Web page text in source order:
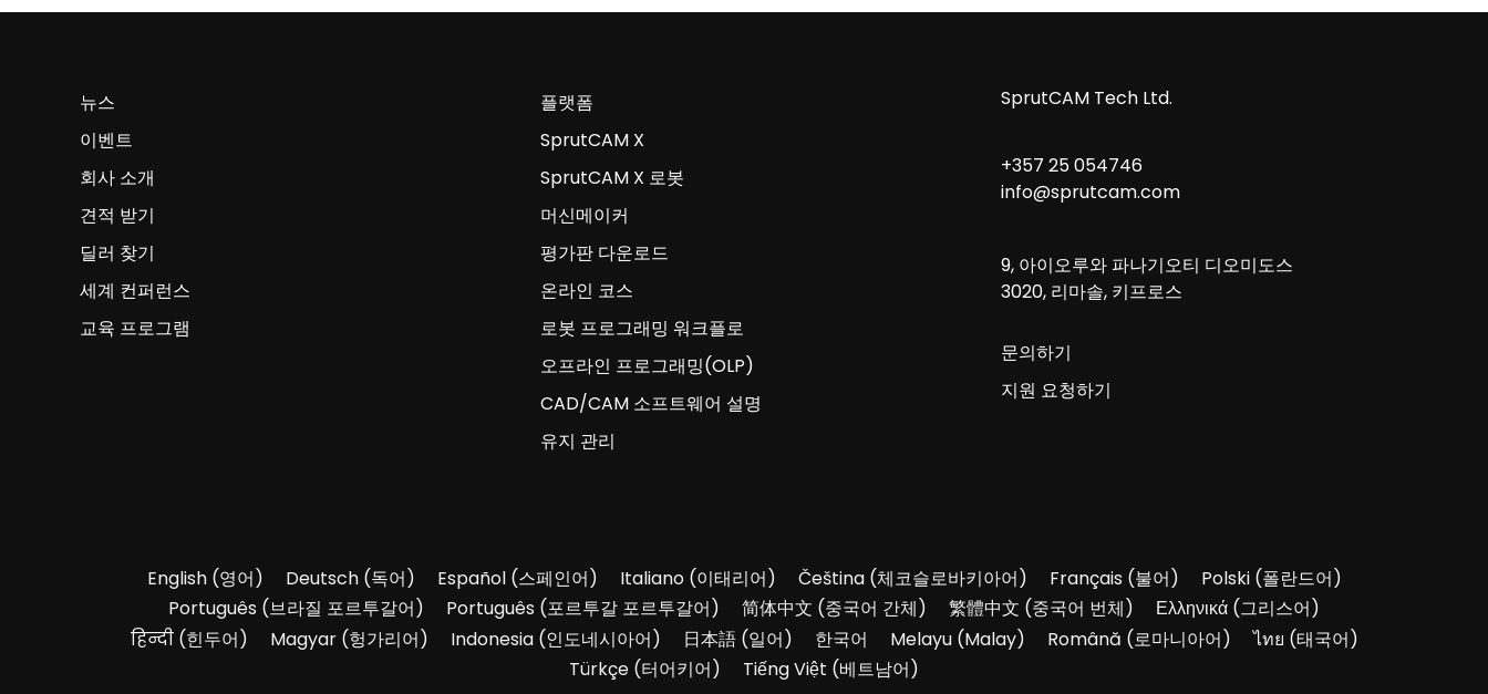
뉴스
이벤트
회사 소개
견적 받기
딜러 찾기
세계 컨퍼런스
교육 프로그램
플랫폼
SprutCAM X
SprutCAM X 로봇
머신메이커
평가판 다운로드
온라인 코스
로봇 프로그래밍 워크플로
오프라인 프로그래밍(OLP)
CAD/CAM 소프트웨어 설명
유지 관리
SprutCAM Tech Ltd.
+357 25 054746
info@sprutcam.com
9, 아이오루와 파나기오티 디오미도스
3020, 리마솔, 키프로스
문의하기
지원 요청하기
English(영어) Deutsch(독어) Español(스페인어) Italiano(이태리어) Čeština(체코슬로바키아어) Français (불어) Polski(폴란드어)
Português (브라질 포르투갈어) Português (포르투갈 포르투갈어) 简体中文 (중국어 간체) 繁體中文 (중국어 번체) Ελληνικά (그리스어)
हिन्दी(힌두어) Magyar(헝가리어) Indonesia(인도네시아어) 日本語(일어) 한국어 Melayu(Malay) Română (로마니아어) ไทย (태국어)
Türkçe (터어키어) Tiếng Việt (베트남어)